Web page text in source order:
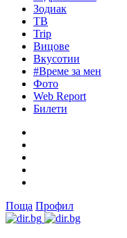
Зодиак
ТВ
Trip
Вицове
Вкусотии
#Време за мен
Фото
Web Report
Билети
Поща Профил